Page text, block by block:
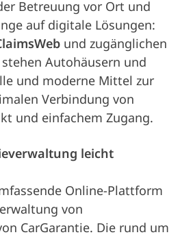
Betreuung vor Ort und
auf digitale Lösungen:
und zugänglichen
stehen Autohäusern und
und moderne Mittel zur
Verbindung von
und einfachem Zugang.
leicht
Online-Plattform
von
CarGarantie. Die rund um